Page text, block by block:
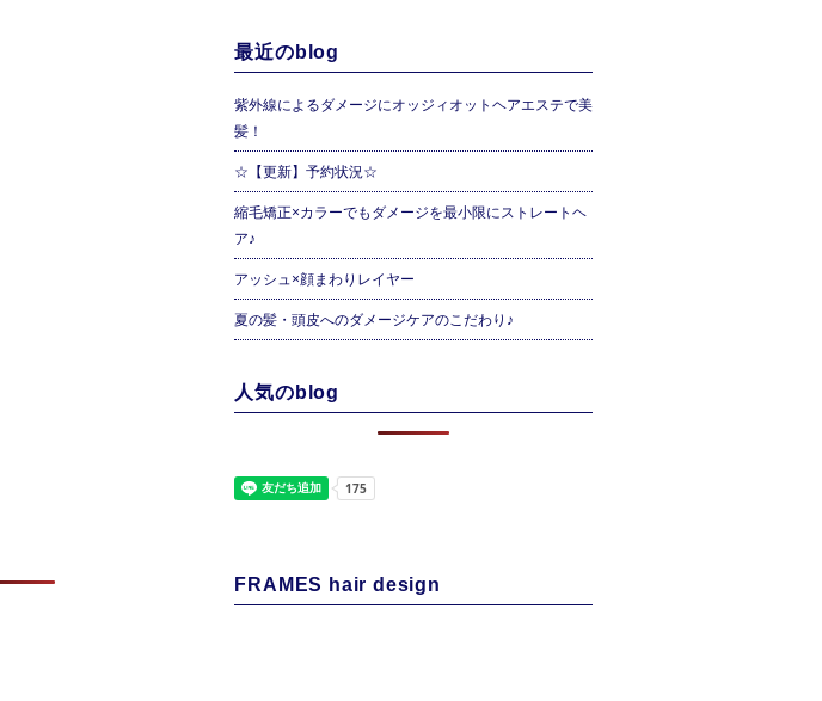
最近のblog
紫外線によるダメージにオッジィオットヘアエステで美
髪！
☆【更新】予約状況☆
縮毛矯正×カラーでもダメージを最小限にストレートヘ
ア♪
アッシュ×顔まわりレイヤー
夏の髪・頭皮へのダメージケアのこだわり♪
人気のblog
FRAMES hair design